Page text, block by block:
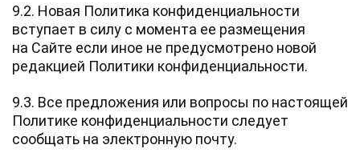
9.2. Новая Политика конфиденциальности
вступает в силу с момента ее размещения
на Сайте если иное не предусмотрено новой
редакцией Политики конфиденциальности.
9.3. Все предложения или вопросы по настоящей
Политике конфиденциальности следует
сообщать на электронную почту.